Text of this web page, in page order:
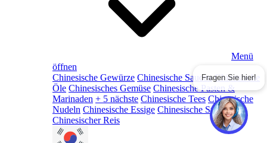
Menü
öffnen
Chinesische Gewürze Chinesische Saucen Chinesische
Öle Chinesisches Gemüse Chinesische Pasten &
Marinaden + 5 nächste Chinesische Tees Chinesische
Nudeln Chinesische Essige Chinesische Snacks
Chinesischer Reis
Fragen Sie hier!